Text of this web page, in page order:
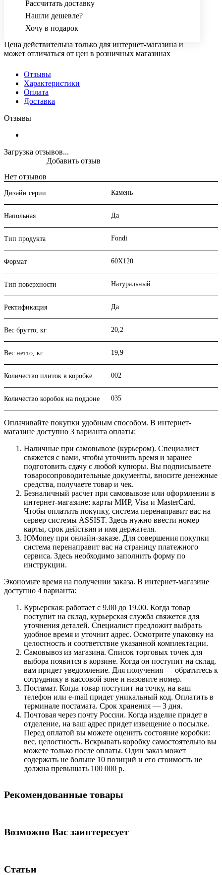
Рассчитать доставку
Нашли дешевле?
Хочу в подарок
Цена действительна только для интернет-магазина и
может отличаться от цен в розничных магазинах
Отзывы
Характеристики
Оплата
Доставка
Отзывы
Загрузка отзывов...
Нет отзывов
Добавить отзыв
Дизайн серии Камень
Напольная Да
Тип продукта Fondi
Формат 60X120
Тип поверхности Натуральный
Ректификация Да
Вес брутто, кг 20,2
Вес нетто, кг 19,9
Количество плиток в коробке 002
Количество коробок на поддоне 035
Оплачивайте покупки удобным способом. В интернет-
магазине доступно 3 варианта оплаты:
Наличные при самовывозе (курьером). Специалист
свяжется с вами, чтобы уточнить время и заранее
подготовить сдачу с любой купюры. Вы подписываете
товаросопроводительные документы, вносите денежные
средства, получаете товар и чек.
Безналичный расчет при самовывозе или оформлении в
интернет-магазине: карты МИР, Visa и MasterCard.
Чтобы оплатить покупку, система перенаправит вас на
сервер системы ASSIST. Здесь нужно ввести номер
карты, срок действия и имя держателя.
ЮMoney при онлайн-заказе. Для совершения покупки
система перенаправит вас на страницу платежного
сервиса. Здесь необходимо заполнить форму по
инструкции.
Экономьте время на получении заказа. В интернет-магазине
доступно 4 варианта:
Курьерская: работает с 9.00 до 19.00. Когда товар
поступит на склад, курьерская служба свяжется для
уточнения деталей. Специалист предложит выбрать
удобное время и уточнит адрес. Осмотрите упаковку на
целостность и соответствие указанной комплектации.
Самовывоз из магазина. Список торговых точек для
выбора появится в корзине. Когда он поступит на склад,
вам придет уведомление. Для получения — обратитесь к
сотруднику в кассовой зоне и назовите номер.
Постамат. Когда товар поступит на точку, на ваш
телефон или e-mail придет уникальный код. Оплатить в
терминале постамата. Срок хранения — 3 дня.
Почтовая через почту России. Когда изделие придет в
отделение, на ваш адрес придет извещение о посылке.
Перед оплатой вы можете оценить состояние коробки:
вес, целостность. Вскрывать коробку самостоятельно вы
можете только после оплаты. Один заказ может
содержать не больше 10 позиций и его стоимость не
должна превышать 100 000 р.
Рекомендованные товары
Возможно Вас заинтересует
Статьи